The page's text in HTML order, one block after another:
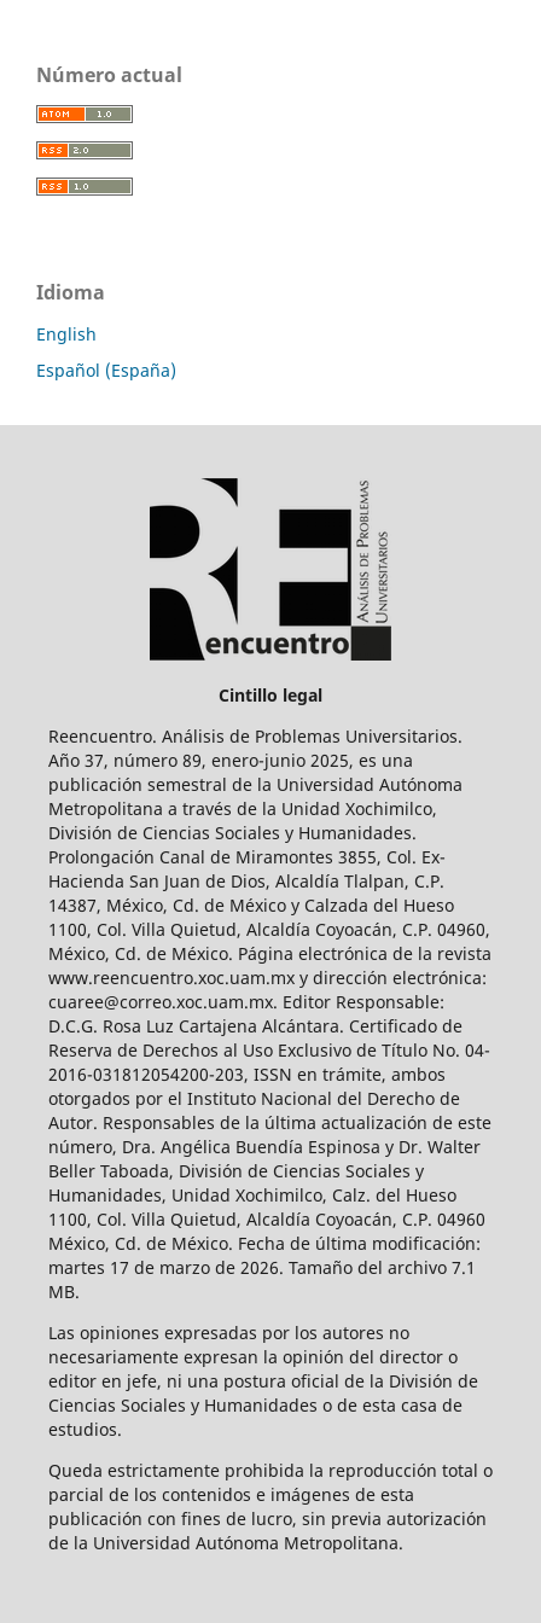
Número actual
Idioma
English
Español (España)
Cintillo legal
Reencuentro. Análisis de Problemas Universitarios.
Año 37, número 89, enero-junio 2025, es una
publicación semestral de la Universidad Autónoma
Metropolitana a través de la Unidad Xochimilco,
División de Ciencias Sociales y Humanidades.
Prolongación Canal de Miramontes 3855, Col. Ex-
Hacienda San Juan de Dios, Alcaldía Tlalpan, C.P.
14387, México, Cd. de México y Calzada del Hueso
1100, Col. Villa Quietud, Alcaldía Coyoacán, C.P. 04960,
México, Cd. de México. Página electrónica de la revista
www.reencuentro.xoc.uam.mx y dirección electrónica:
cuaree@correo.xoc.uam.mx. Editor Responsable:
D.C.G. Rosa Luz Cartajena Alcántara. Certificado de
Reserva de Derechos al Uso Exclusivo de Título No. 04-
2016-031812054200-203, ISSN en trámite, ambos
otorgados por el Instituto Nacional del Derecho de
Autor. Responsables de la última actualización de este
número, Dra. Angélica Buendía Espinosa y Dr. Walter
Beller Taboada, División de Ciencias Sociales y
Humanidades, Unidad Xochimilco, Calz. del Hueso
1100, Col. Villa Quietud, Alcaldía Coyoacán, C.P. 04960
México, Cd. de México. Fecha de última modificación:
martes 17 de marzo de 2026. Tamaño del archivo 7.1
MB.
Las opiniones expresadas por los autores no
necesariamente expresan la opinión del director o
editor en jefe, ni una postura oficial de la División de
Ciencias Sociales y Humanidades o de esta casa de
estudios.
Queda estrictamente prohibida la reproducción total o
parcial de los contenidos e imágenes de esta
publicación con fines de lucro, sin previa autorización
de la Universidad Autónoma Metropolitana.